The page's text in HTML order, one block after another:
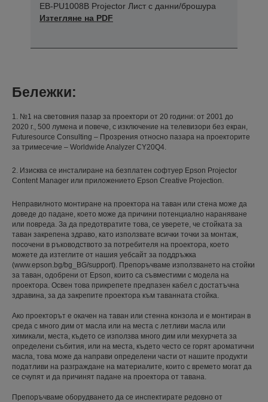
EB-PU1008B Projector Лист с данни/брошура
Изтегляне на PDF
Бележки:
1. №1 на световния пазар за проектори от 20 години: от 2001 до
2020 г., 500 лумена и повече, с изключение на телевизори без екран,
Futuresource Consulting – Прозрения относно пазара на проекторите
за тримесечие – Worldwide Analyzer CY20Q4.
2. Изисква се инсталиране на безплатен софтуер Epson Projector
Content Manager или приложението Epson Creative Projection.
Неправилното монтиране на проектора на таван или стена може да
доведе до падане, което може да причини потенциално нараняване
или повреда. За да предотвратите това, се уверете, че стойката за
таван закрепена здраво, като използвате всички точки за монтаж,
посочени в ръководството за потребителя на проектора, което
можете да изтеглите от нашия уебсайт за поддръжка
(www.epson.bg/bg_BG/support). Препоръчваме използването на стойки
за таван, одобрени от Epson, които са съвместими с модела на
проектора. Освен това прикрепете предпазен кабел с достатъчна
здравина, за да закрепите проектора към таванната стойка.
Ако проекторът е окачен на таван или стенна конзола и е монтиран в
среда с много дим от масла или на места с летливи масла или
химикали, места, където се използва много дим или мехурчета за
определени събития, или на места, където често се горят ароматични
масла, това може да направи определени части от нашите продукти
податливи на разграждане на материалите, които с времето могат да
се счупят и да причинят падане на проектора от тавана.
Препоръчваме оборудването да се инспектирате редовно от